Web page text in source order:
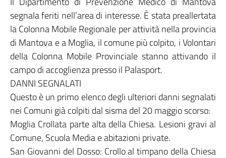
segnala feriti nell’area di interesse. È stata preallertata
la Colonna Mobile Regionale per attività nella provincia
di Mantova e a Moglia, il comune più colpito, i Volontari
della Colonna Mobile Provinciale stanno attivando il
campo di accoglienza presso il Palasport.
DANNI SEGNALATI
Questo è un primo elenco degli ulteriori danni segnalati
nei Comuni già colpiti dal sisma del 20 maggio scorso:
Moglia Crollata parte alta della Chiesa. Lesioni gravi al
Comune, Scuola Media e abitazioni private.
San Giovanni del Dosso: Crollo al timpano della Chiesa